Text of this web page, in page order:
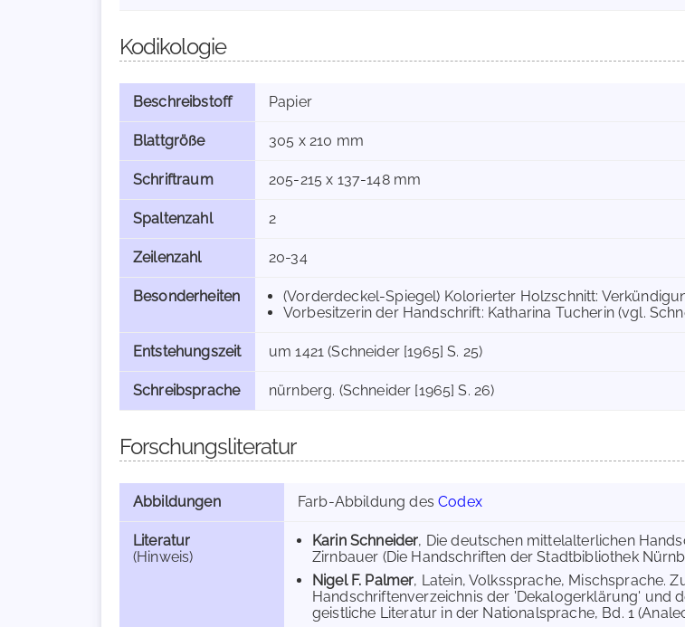
Kodikologie
Beschreibstoff Papier
Blattgröße 305 x 210 mm
Schriftraum 205-215 x 137-148 mm
Spaltenzahl 2
Zeilenzahl 20-34
Besonderheiten
(Vorderdeckel-Spiegel) Kolorierter Holzschnitt:
Vorbesitzerin der Handschrift: Katharina Tucherin (vgl.
Entstehungszeit um 1421 (Schneider [1965] S. 25)
Schreibsprache nürnberg. (Schneider [1965] S. 26)
Forschungsliteratur
Abbildungen Farb-Abbildung desCodex
Literatur
(Hinweis)
Karin Schneider, Die deutschen mittelalterlichen
Zirnbauer (Die Handschriften der Stadtbibliothek
Nigel F. Palmer, Latein, Volkssprache, Mischsprache.
Handschriftenverzeichnis der 'Dekalogerklärung' und
geistliche Literatur in der Nationalsprache, Bd. 1